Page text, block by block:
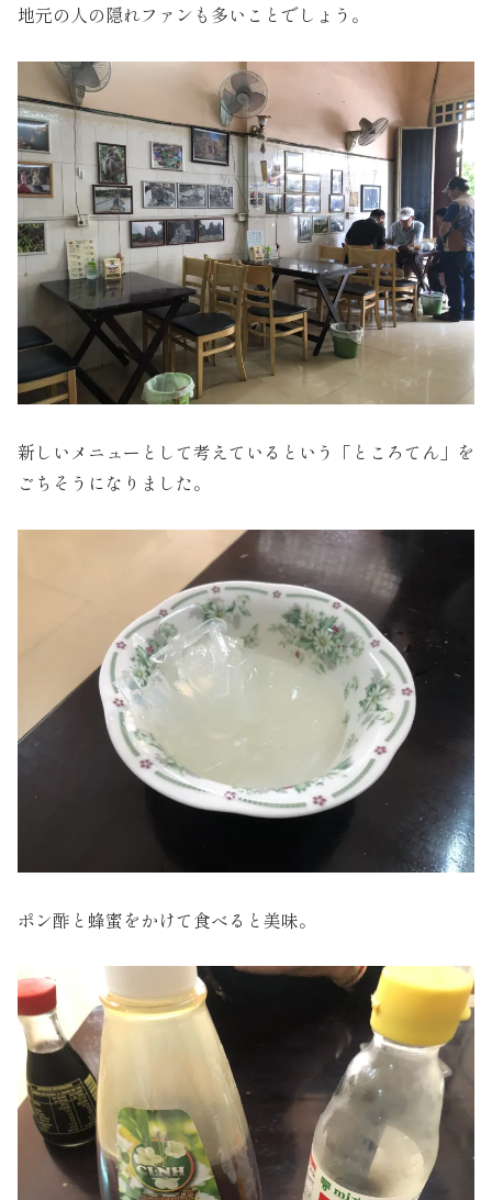
地元の人の隠れファンも多いことでしょう。
新しいメニューとして考えているという「ところてん」を
ごちそうになりました。
ポン酢と蜂蜜をかけて食べると美味。